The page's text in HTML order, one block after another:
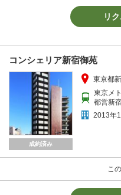
リ
コンシェリア新宿御苑
成約済み
こ
東京都
東京メ
都営新
2013年